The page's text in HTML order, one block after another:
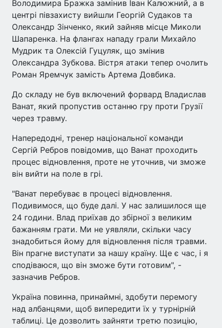
Володимира Бражка замінив Іван Калюжний, а в
центрі півзахисту вийшли Георгій Судаков та
Олександр Зінченко, який зайняв місце Миколи
Шапаренка. На флангах нападу грали Михайло
Мудрик та Олексій Гуцуляк, що змінив
Олександра Зубкова. Вістря атаки тепер очолить
Роман Яремчук замість Артема Довбика.
До складу не був включений форвард Владислав
Ванат, який пропустив останню гру проти Грузії
через травму.
Напередодні, тренер національної команди
Сергій Ребров повідомив, що Ванат проходить
процес відновлення, проте не уточнив, чи зможе
він вийти на поле в грі.
"Ванат перебуває в процесі відновлення.
Подивимося, що буде далі. У нас залишилося ще
24 години. Влад приїхав до збірної з великим
бажанням грати. Ми не уявляли, скільки часу
знадобиться йому для відновлення після травми.
Він прагне виступати за нашу країну. Ще є час, і я
сподіваюся, що він зможе бути готовим", -
зазначив Ребров.
Україна повинна, принаймні, здобути перемогу
над албанцями, щоб випередити їх у турнірній
таблиці. Це дозволить зайняти третю позицію,